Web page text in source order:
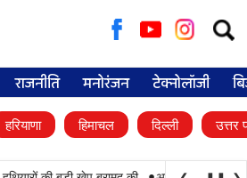
for:
राजनीति मनोरंजन टेक्नोलॉजी
हरियाणा हिमाचल दिल्ली उत्तर